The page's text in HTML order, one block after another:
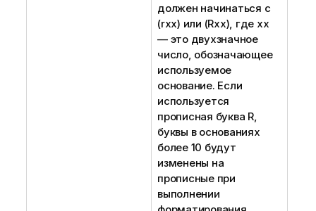
должен начинаться с
(rxx) или (Rxx), где xx
— это двухзначное
число, обозначающее
используемое
основание. Если
используется
прописная буква R,
буквы в основаниях
более 10 будут
изменены на
прописные при
выполнении